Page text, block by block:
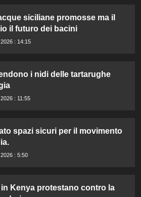
siciliane promosse ma il
il futuro dei bacini
: 14:15
i nidi delle tartarughe
: 11:55
spazi sicuri per il movimento
: 5:50
Kenya protestano contro la